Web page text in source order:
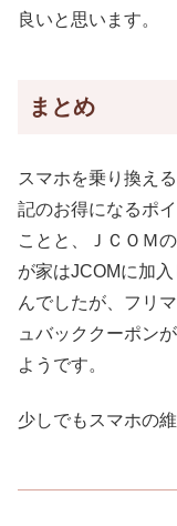
良いと思います。
まとめ
スマホを乗り換え
記のお得になるポ
ことと、ＪＣＯＭ
が家はJCOMに加
んでしたが、フリ
ュバッククーポン
ようです。
少しでもスマホの